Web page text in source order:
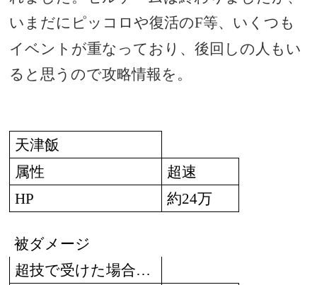
いまだにピッコロや復活のF等、いくつも
イベントが重なっており、後回しの人もい
ると思うので攻略情報を。
天津飯
属性
超速
HP 約24万
被ダメージ
超技で受けた場合…